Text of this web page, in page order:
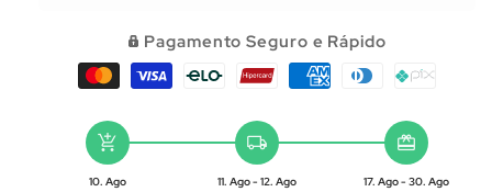
Pagamento Seguro e Rápido
add_shopping_cart
10. Ago
local_shipping
11. Ago - 12. Ago
redeem
17. Ago - 30. Ago